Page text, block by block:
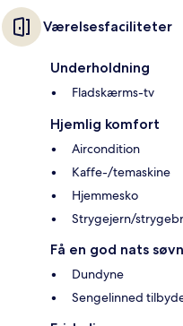
Værelsesfaciliteter
Underholdning
Fladskærms-tv
Hjemlig komfort
Aircondition
Kaffe-/temaskine
Hjemmesko
Strygejern/
Få en god nats søvn
Dundyne
Sengelinned